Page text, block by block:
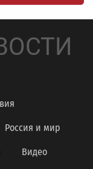
Россия и мир
Видео